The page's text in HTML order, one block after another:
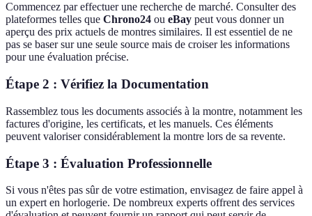
Commencez par effectuer une recherche de marché. Consulter des
plateformes telles que Chrono24 ou eBay peut vous donner un
aperçu des prix actuels de montres similaires. Il est essentiel de ne
pas se baser sur une seule source mais de croiser les informations
pour une évaluation précise.
Étape 2 : Vérifiez la Documentation
Rassemblez tous les documents associés à la montre, notamment les
factures d'origine, les certificats, et les manuels. Ces éléments
peuvent valoriser considérablement la montre lors de sa revente.
Étape 3 : Évaluation Professionnelle
Si vous n'êtes pas sûr de votre estimation, envisagez de faire appel à
un expert en horlogerie. De nombreux experts offrent des services